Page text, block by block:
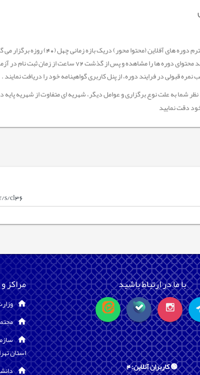
جهت رفاه حال یادگیرندگان محترم دوره
قبولی در فرایند دوره، از پنل کاربری گواهینامه خود را دریافت نمایند.
شما به علت نوع برگزاری و عوامل دیگر، شهریه ای متفاوت از شهریه پایه
دقت نمایید
با ما در ارتباط باشید
🟢 کاربران آنلاین: 4
استان